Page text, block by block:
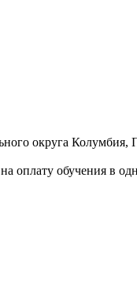
округа Колумбия,
оплату обучения в